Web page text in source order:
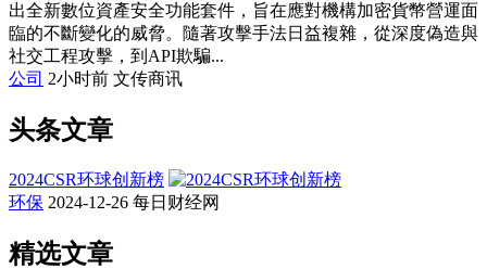
出全新數位資產安全功能套件，旨在應對機構加密貨幣營運面
臨的不斷變化的威脅。隨著攻擊手法日益複雜，從深度偽造與
社交工程攻擊，到API欺騙...
公司 2小时前 文传商讯
头条文章
2024CSR环球创新榜
环保 2024-12-26 每日财经网
精选文章